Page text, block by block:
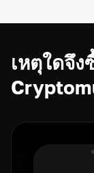
เหตุใดจึ